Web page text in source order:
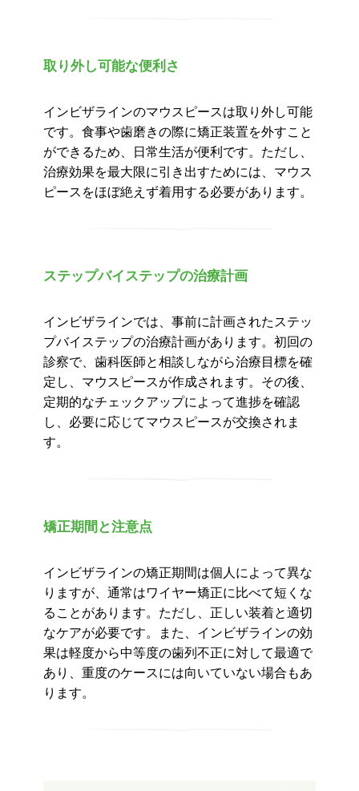
取り外し可能な便利さ
インビザラインのマウスピースは取り外し可能
です。食事や歯磨きの際に矯正装置を外すこと
ができるため、日常生活が便利です。ただし、
治療効果を最大限に引き出すためには、マウス
ピースをほぼ絶えず着用する必要があります。
ステップバイステップの治療計画
インビザラインでは、事前に計画されたステッ
プバイステップの治療計画があります。初回の
診察で、歯科医師と相談しながら治療目標を確
定し、マウスピースが作成されます。その後、
定期的なチェックアップによって進捗を確認
し、必要に応じてマウスピースが交換されま
す。
矯正期間と注意点
インビザラインの矯正期間は個人によって異な
りますが、通常はワイヤー矯正に比べて短くな
ることがあります。ただし、正しい装着と適切
なケアが必要です。また、インビザラインの効
果は軽度から中等度の歯列不正に対して最適で
あり、重度のケースには向いていない場合もあ
ります。